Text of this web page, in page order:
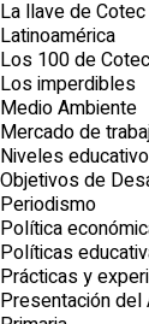
La llave de Cotec
Latinoamérica
Los 100 de Cotec
Los imperdibles
Medio Ambiente
Mercado de
Niveles
Objetivos de
Periodismo
Política
Políticas
Prácticas y
Presentación del